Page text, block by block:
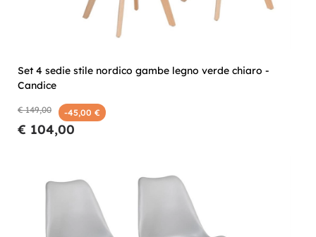
Set 4 sedie stile nordico gambe legno verde chiaro -
Candice
€ 149,00 -45,00 €
€ 104,00